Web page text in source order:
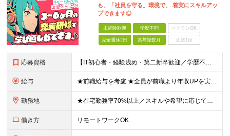
も、「社員を守る」環境で、 着実にスキルアッ
プできます◎
未経験歓迎 学歴不問 ベテランOK
完全週休2日 賞与複数月 面接1回
応募資格 【IT初心者・経験浅め・第二新卒歓迎／学歴不問】 「IT業界に興味がある」「手に職をつけたい」という意欲を重視したポテンシャル採用です！ ★こんな方を歓迎します ・新しいことを学ぶのが好きな方 ・チ
給与 ★前職給与を考慮 ★全員が前職より年収UPを実現！ ★入社後3年程度で年収50万～100万円UP可 年俸288万円～800万円（1/12を毎月支給）＋インセンティブ＋各種手当 ※経験・スキルを考慮
勤務地 ★在宅勤務率70%以上／スキルや希望に応じてフルリモートも可 ★転勤なし 本社または一都三県のプロジェクト先（東陽町、浜松町などメインは東京23区内）にて勤務いただきます！ 【本社】 東京都荒川区
働き方 リモートワークOK